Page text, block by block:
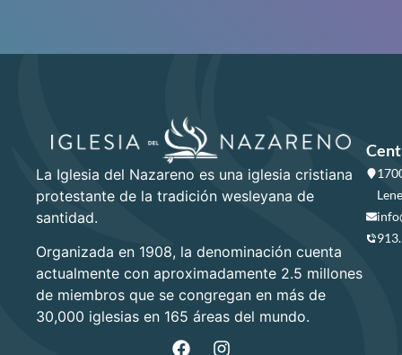
La Iglesia del Nazareno es una iglesia cristiana
protestante de la tradición wesleyana de
santidad.
Organizada en 1908, la denominación cuenta
actualmente con aproximadamente 2.5 millones
de miembros que se congregan en más de
30,000 iglesias en 165 áreas del mundo.